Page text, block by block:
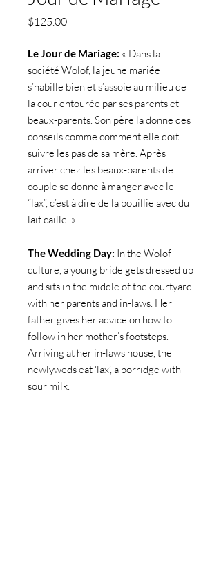
$125.00Price
Le Jour de Mariage: « Dans la
société Wolof, la jeune mariée
s’habille bien et s’assoie au milieu de
la cour entourée par ses parents et
beaux-parents. Son père la donne des
conseils comme comment elle doit
suivre les pas de sa mère. Après
arriver chez les beaux-parents de
couple se donne à manger avec le
“lax”, c’est à dire de la bouillie avec du
lait caille. »
The Wedding Day: In the Wolof
culture, a young bride gets dressed up
and sits in the middle of the courtyard
with her parents and in-laws. Her
father gives her advice on how to
follow in her mother’s footsteps.
Arriving at her in-laws house, the
newlyweds eat ‘lax’, a porridge with
sour milk.